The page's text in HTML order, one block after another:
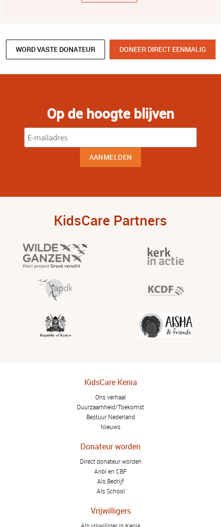
WORD VASTE DONATEUR DONEER DIRECT EENMALIG
Op de hoogte blijven
KidsCare Partners
KidsCare Kenia
Ons verhaal
Duurzaamheid/Toekomst
Bestuur Nederland
Nieuws
Donateur worden
Direct donateur worden
Anbi en CBF
Als Bedrijf
Als School
Vrijwilligers
Als vrijwilliger in Kenia